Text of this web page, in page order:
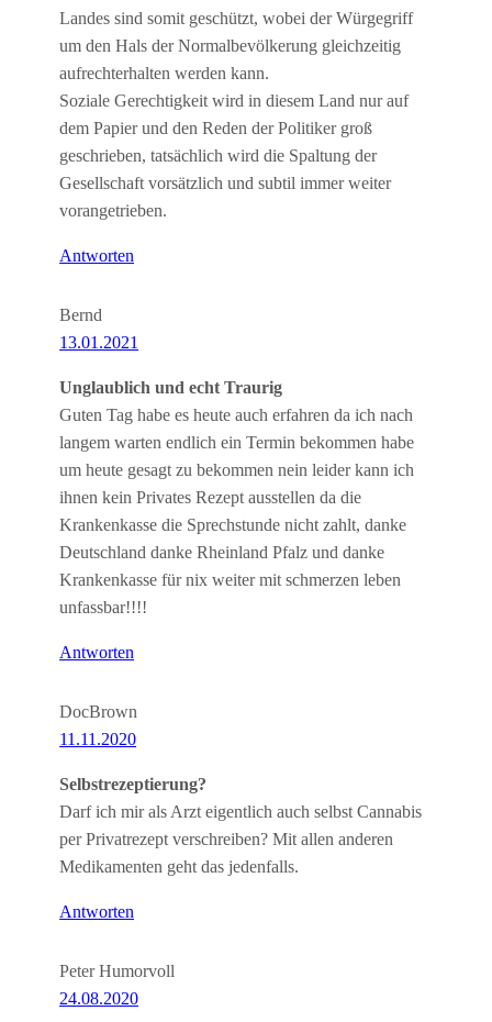
Landes sind somit geschützt, wobei der Würgegriff
um den Hals der Normalbevölkerung gleichzeitig
aufrechterhalten werden kann.
Soziale Gerechtigkeit wird in diesem Land nur auf
dem Papier und den Reden der Politiker groß
geschrieben, tatsächlich wird die Spaltung der
Gesellschaft vorsätzlich und subtil immer weiter
vorangetrieben.
Antworten
Bernd
13.01.2021
Unglaublich und echt Traurig
Guten Tag habe es heute auch erfahren da ich nach
langem warten endlich ein Termin bekommen habe
um heute gesagt zu bekommen nein leider kann ich
ihnen kein Privates Rezept ausstellen da die
Krankenkasse die Sprechstunde nicht zahlt, danke
Deutschland danke Rheinland Pfalz und danke
Krankenkasse für nix weiter mit schmerzen leben
unfassbar!!!!
Antworten
DocBrown
11.11.2020
Selbstrezeptierung?
Darf ich mir als Arzt eigentlich auch selbst Cannabis
per Privatrezept verschreiben? Mit allen anderen
Medikamenten geht das jedenfalls.
Antworten
Peter Humorvoll
24.08.2020